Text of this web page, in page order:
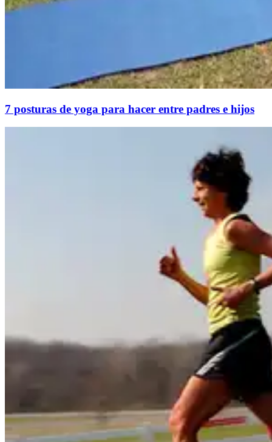
7 posturas de yoga para hacer entre padres e hijos